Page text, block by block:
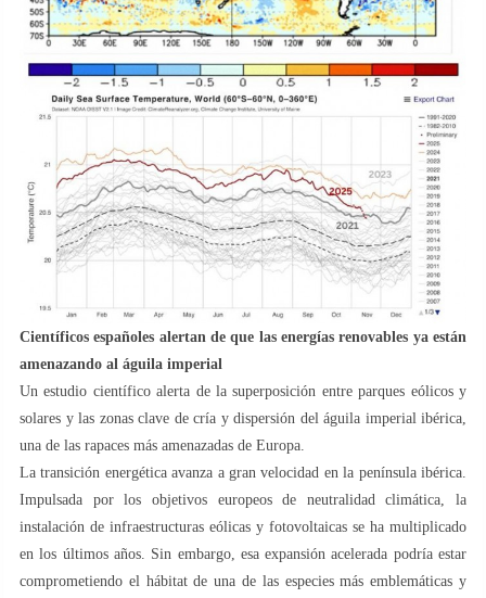
Científicos españoles alertan de que las energías renovables ya están
amenazando al águila imperial
Un estudio científico alerta de la superposición entre parques eólicos y
solares y las zonas clave de cría y dispersión del águila imperial ibérica,
una de las rapaces más amenazadas de Europa.
La transición energética avanza a gran velocidad en la península ibérica.
Impulsada por los objetivos europeos de neutralidad climática, la
instalación de infraestructuras eólicas y fotovoltaicas se ha multiplicado
en los últimos años. Sin embargo, esa expansión acelerada podría estar
comprometiendo el hábitat de una de las especies más emblemáticas y